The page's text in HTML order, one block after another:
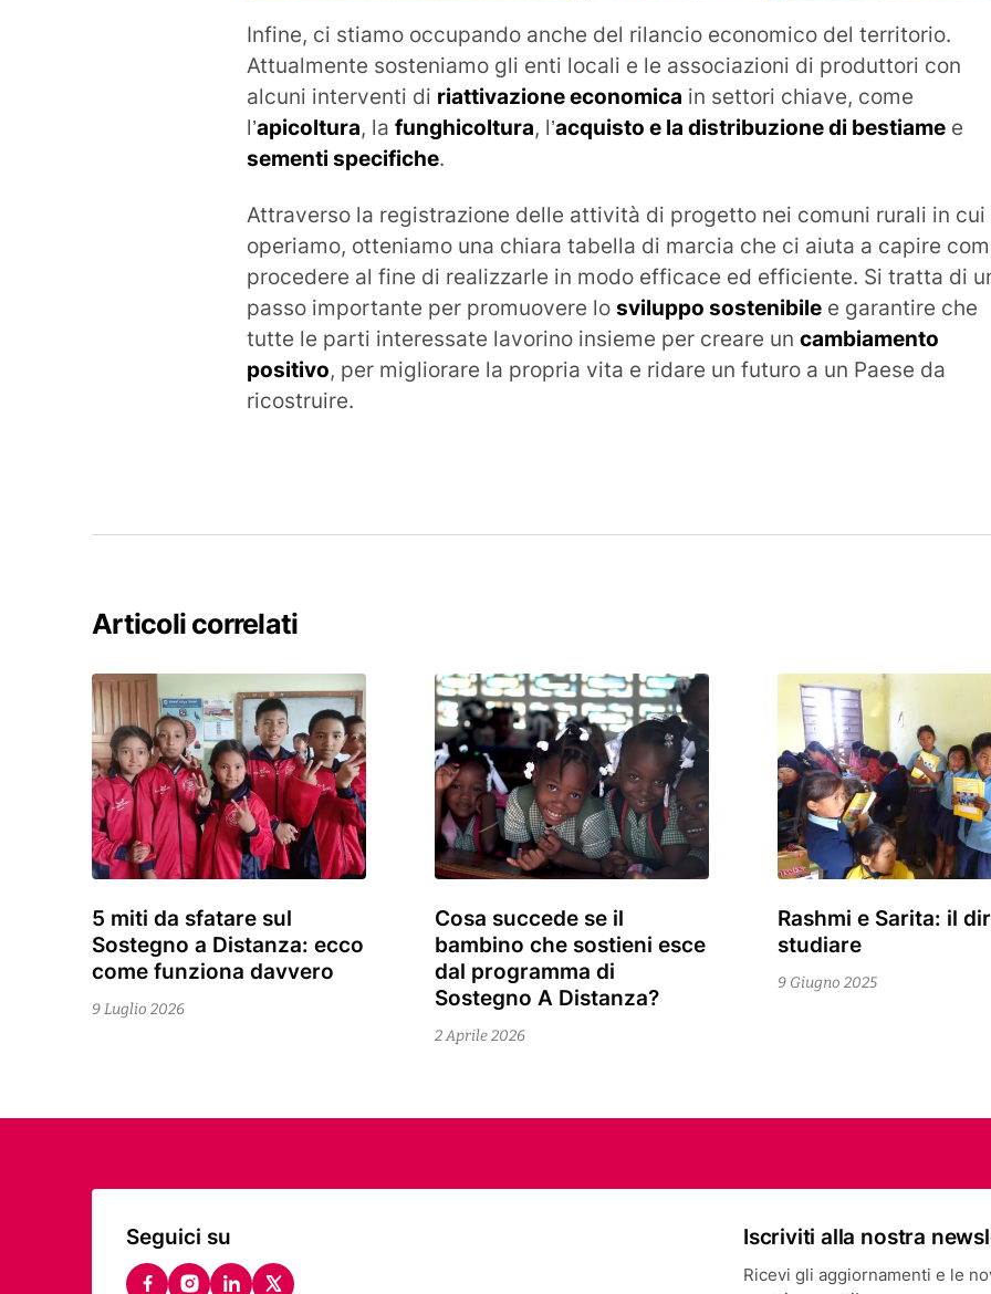
Infine, ci stiamo occupando anche del rilancio economico del territorio.
Attualmente sosteniamo gli enti locali e le associazioni di produttori con
alcuni interventi di riattivazione economica in settori chiave, come
l’apicoltura, lafunghicoltura, l’acquisto e la distribuzione di bestiame e
sementi specifiche.
Attraverso la registrazione delle attività di progetto nei comuni rurali in cui
operiamo, otteniamo una chiara tabella di marcia che ci aiuta a capire
procedere al fine di realizzarle in modo efficace ed efficiente. Si tratta di
passo importante per promuovere losviluppo sostenibile e garantire che
tutte le parti interessate lavorino insieme per creare uncambiamento
positivo, per migliorare la propria vita e ridare un futuro a un Paese da
ricostruire.
Articoli correlati
5 miti da sfatare sul
Sostegno a Distanza: ecco
come funziona davvero
9 Luglio 2026
9
Luglio
2026
Cosa succede se il
bambino che sostieni esce
dal programma di
Sostegno A Distanza?
2 Aprile 2026
2
Aprile
2026
Rashmi e Sarita: il
studiare
9 Giugno 2025
23
Febbraio
2026
Seguici su
facebook
instagram
linkedin
twitter
Iscriviti alla nostra
Ricevi gli aggiornamenti e le